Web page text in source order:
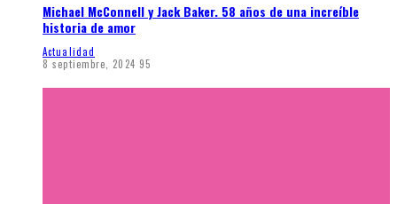
Michael McConnell y Jack Baker. 58 años de una increíble
historia de amor
Actualidad
8 septiembre, 2024 95